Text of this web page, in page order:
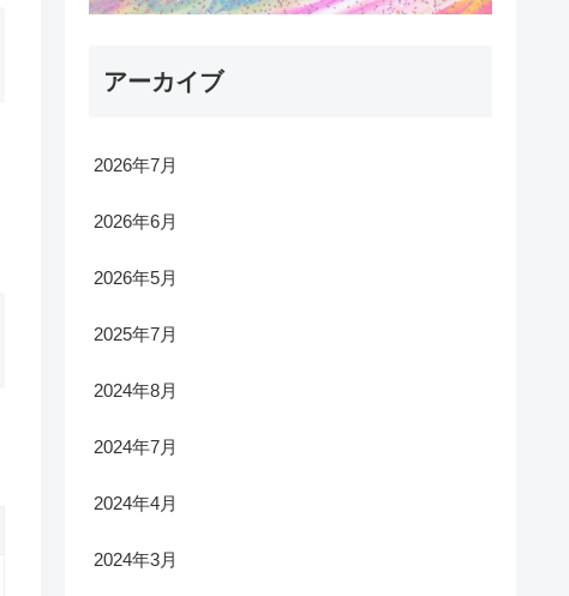
アーカイブ
2026年7月
2026年6月
2026年5月
2025年7月
2024年8月
2024年7月
2024年4月
2024年3月